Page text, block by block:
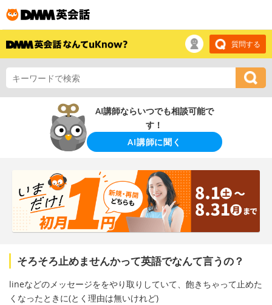
質問する
AI講師ならいつでも相談可能で
す！
AI講師に聞く
そろそろ止めませんかって英語でなんて言うの？
lineなどのメッセージををやり取りしていて、飽きちゃって止めた
くなったときに(とく理由は無いけれど)